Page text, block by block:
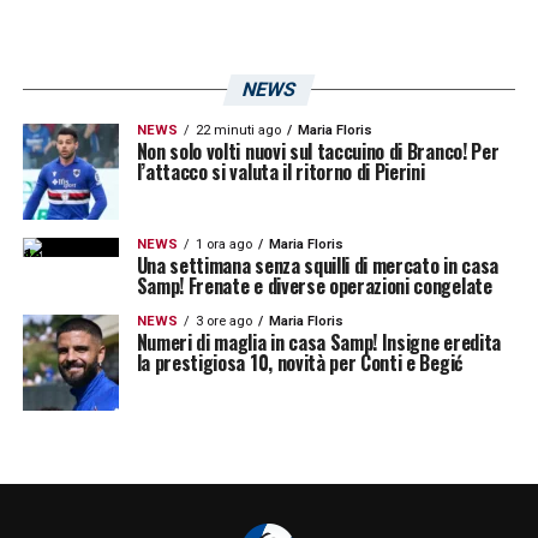
Sampdoria aveva individuato in lui il profilo
ideale per colmare una lacuna strutturale del
reparto arretrato, in particolare nel ruolo di
braccetto sinistronella difesa a tre.
L’operazione consentirà a Viti di ritrovare
continuità e minutaggio inSerie B, mentre la
Sampdoria potrà aggiungere esperienza,
NEWS
NEWS 22 minuti ago Maria Floris
Non solo volti nuovi sul taccuino di Branco! Per
l’attacco si valuta il ritorno di Pierini
NEWS 1 ora ago Maria Floris
Una settimana senza squilli di mercato in casa
Samp! Frenate e diverse operazioni congelate
NEWS 3 ore ago Maria Floris
Numeri di maglia in casa Samp! Insigne eredita
la prestigiosa 10, novità per Conti e Begić